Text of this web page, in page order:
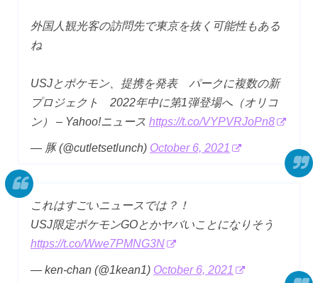
外国人観光客の訪問先で東京を抜く可能性もある
ね
USJとポケモン、提携を発表 パークに複数の新
プロジェクト 2022年中に第1弾登場へ（オリコ
ン） – Yahoo!ニュース https://t.co/VYPVRJoPn8
— 豚 (@cutletsetlunch) October 6, 2021
これはすごいニュースでは？！
USJ限定ポケモンGOとかヤバいことになりそう
https://t.co/Wwe7PMNG3N
— ken-chan (@1kean1) October 6, 2021